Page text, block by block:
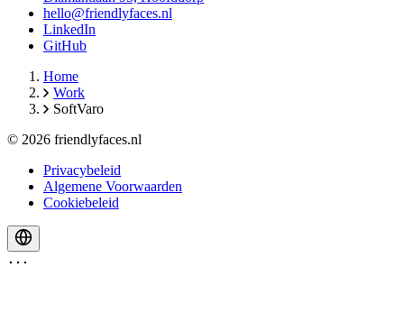
hello@friendlyfaces.nl
LinkedIn
GitHub
Home
Work
SoftVaro
© 2026 friendlyfaces.nl
Privacybeleid
Algemene Voorwaarden
Cookiebeleid